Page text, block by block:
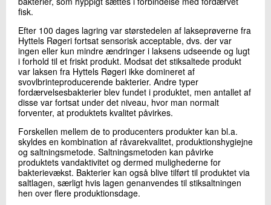
fisk.
Efter 100 dages lagring var størstedelen af lakseprøverne fra
Hyttels Røgeri fortsat sensorisk acceptable, dvs. der var
ingen eller kun mindre ændringer i laksens udseende og lugt
i forhold til et friskt produkt. Modsat det stiksaltede produkt
var laksen fra Hyttels Røgeri ikke domineret af
svovlbrinteproducerende bakterier. Andre typer
fordærvelsesbakterier blev fundet i produktet, men antallet af
disse var fortsat under det niveau, hvor man normalt
forventer, at produktets kvalitet påvirkes.
Forskellen mellem de to producenters produkter kan bl.a.
skyldes en kombination af råvarekvalitet, produktionshygiejne
og saltningsmetode. Saltningsmetoden kan påvirke
produktets vandaktivitet og dermed mulighederne for
bakterievækst. Bakterier kan også blive tilført til produktet via
saltlagen, særligt hvis lagen genanvendes til stiksaltningen
hen over flere produktionsdage.